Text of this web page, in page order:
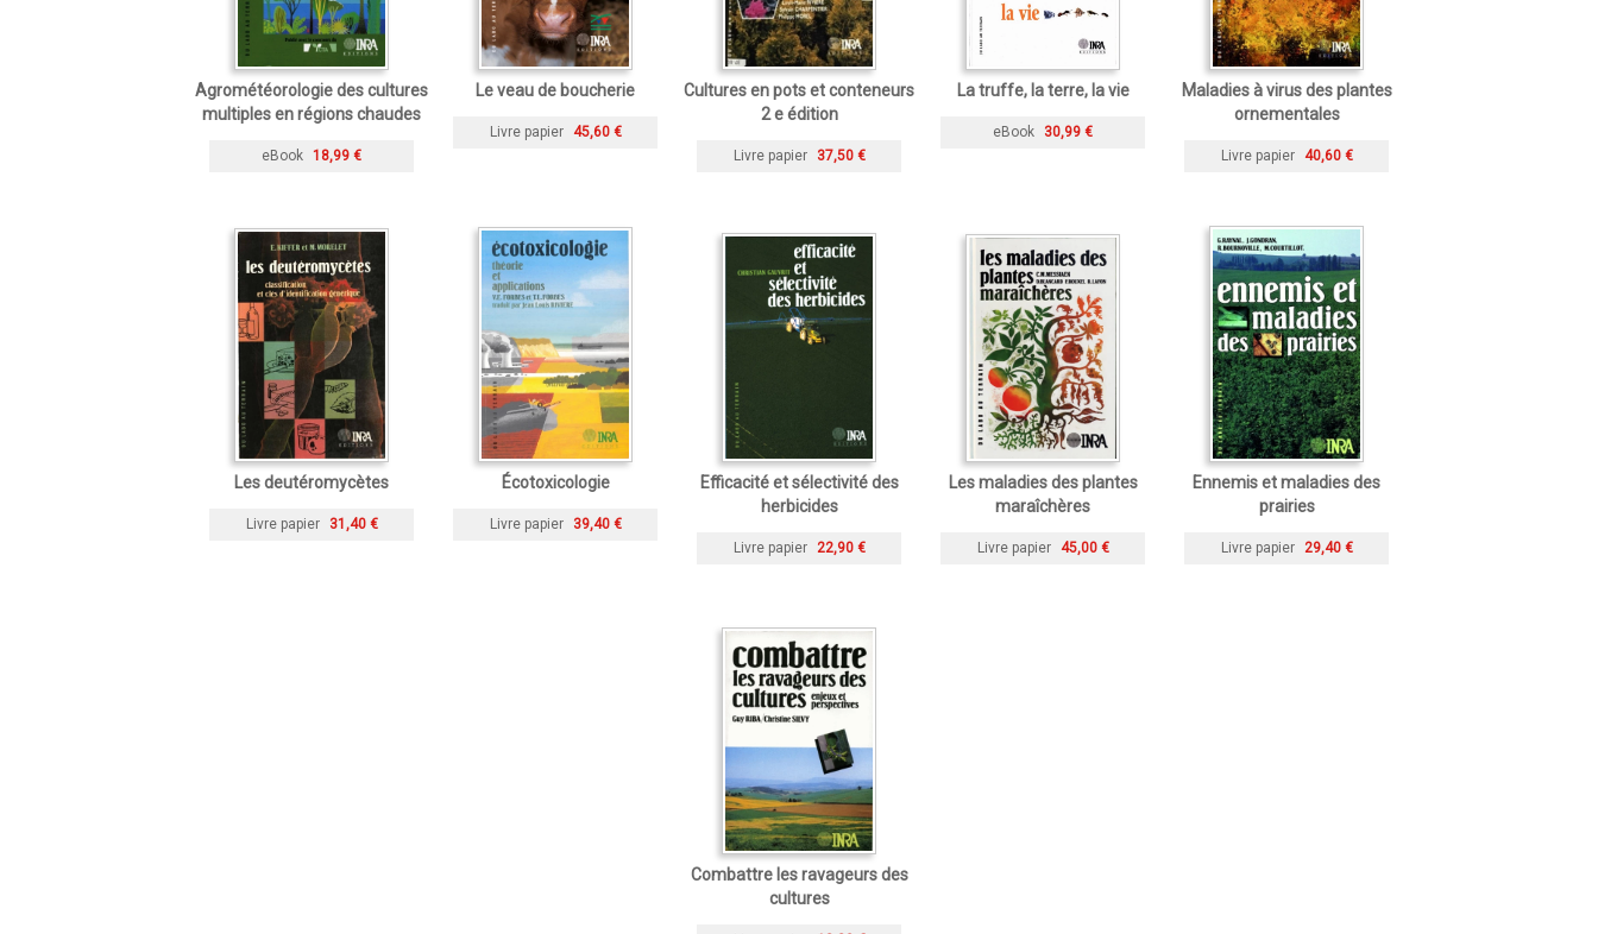
Agrométéorologie des cultures
multiples en régions chaudes
eBook 18,99 €
Le veau de boucherie
Livre papier 45,60 €
Cultures en pots et conteneurs
2 e édition
Livre papier 37,50 €
La truffe, la terre, la vie
eBook 30,99 €
Maladies à virus des plantes
ornementales
Livre papier 40,60 €
Les deutéromycètes
Livre papier 31,40 €
Écotoxicologie
Livre papier 39,40 €
Efficacité et sélectivité des
herbicides
Livre papier 22,90 €
Les maladies des plantes
maraîchères
Livre papier 45,00 €
Ennemis et maladies des
prairies
Livre papier 29,40 €
Combattre les ravageurs des
cultures